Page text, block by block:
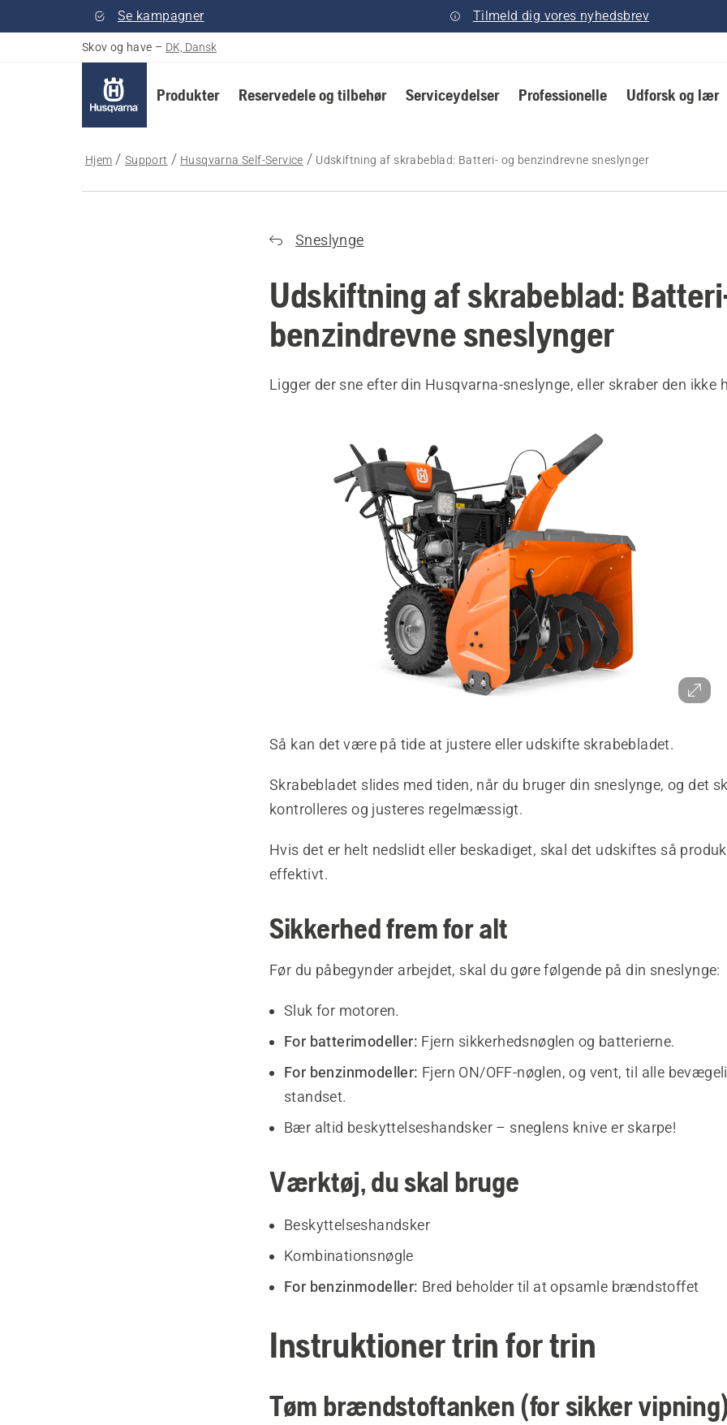
Se kampagner Tilmeld dig vores nyhedsbrev
Skov og have – DK, Dansk
Produkter Reservedele og tilbehør Serviceydelser Professionelle Udforsk og lær
Hjem Support Husqvarna Self-Service Udskiftning af skrabeblad: Batteri- og benzindrevne sneslynger
Sneslynge
Udskiftning af skrabeblad:
benzindrevne sneslynger
Ligger der sne efter din Husqvarna-sneslynge, eller skraber den ikke
Så kan det være på tide at justere eller udskifte skrabebladet.
Skrabebladet slides med tiden, når du bruger din sneslynge, og det
kontrolleres og justeres regelmæssigt.
Hvis det er helt nedslidt eller beskadiget, skal det udskiftes så
effektivt.
Sikkerhed frem for alt
Før du påbegynder arbejdet, skal du gøre følgende på din sneslynge:
Sluk for motoren.
For batterimodeller: Fjern sikkerhedsnøglen og batterierne.
For benzinmodeller: Fjern ON/OFF-nøglen, og vent, til alle
standset.
Bær altid beskyttelseshandsker – sneglens knive er skarpe!
Værktøj, du skal bruge
Beskyttelseshandsker
Kombinationsnøgle
For benzinmodeller: Bred beholder til at opsamle brændstoffet
Instruktioner trin for trin
Tøm brændstoftanken (for sikker